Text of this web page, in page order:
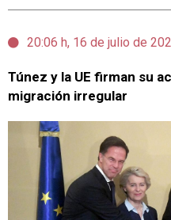
20:06 h, 16 de julio de
Túnez y la UE firman su
migración irregular